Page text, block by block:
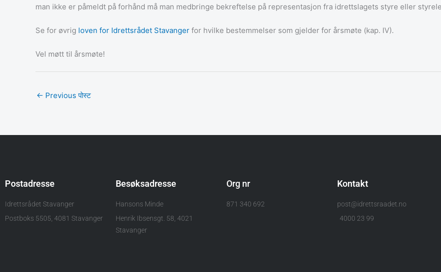
man ikke er påmeldt på forhånd må man medbringe bekreftelse på representasjon fra idrettslagets styre eller
Se for øvrig loven for Idrettsrådet Stavanger for hvilke bestemmelser som gjelder for årsmøte (kap. IV).
Vel møtt til årsmøte!
← Previous पोस्ट
Postadresse
Idrettsrådet Stavanger
Postboks 5505, 4081 Stavanger
Besøksadresse
Hansons Minde
Henrik Ibsensgt. 58, 4021
Stavanger
Org nr
871 340 692
Kontakt
post@idrettsraadet.no
4000 23 99